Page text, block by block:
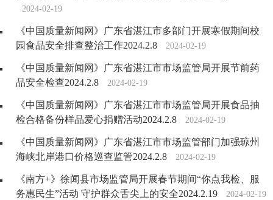
2024-02-19
《中国质量新闻网》广东省湛江市多部门开展寒假期间校
园食品安全排查整治工作2024.2.8
2024-02-19
《中国质量新闻网》广东省湛江市市场监管局开展节前药
品安全检查2024.2.8
2024-02-19
《中国质量新闻网》广东省湛江市市场监管局开展食品抽
检合格备份样品爱心捐赠活动2024.2.8
2024-02-19
《中国质量新闻网》广东省湛江市市场监管部门加强琼州
海峡北岸港口价格巡查监管2024.2.8
2024-02-19
《南方+》徐闻县市场监管局开展春节期间“你点我检、服
务惠民生”活动 守护群众舌尖上的安全2024.2.19
2024-02-19